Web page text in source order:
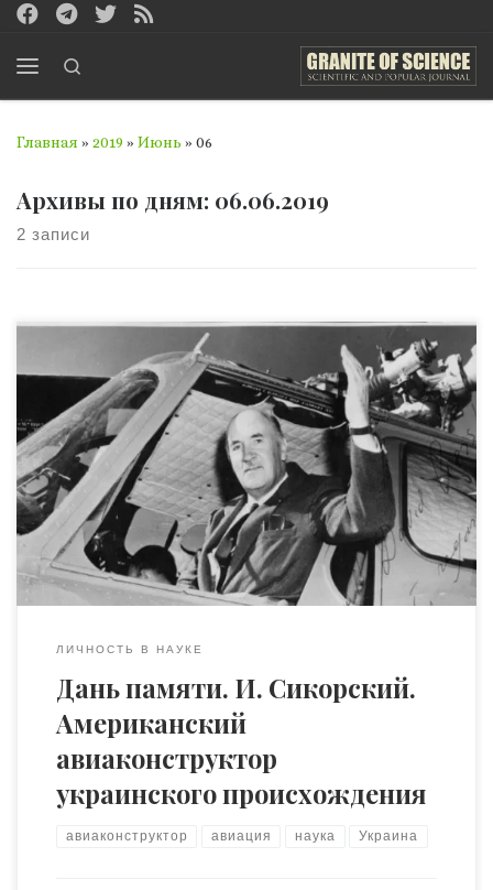
Перейти к содержимому
Главная » 2019 » Июнь » 06
Архивы по дням: 06.06.2019
2 записи
Создатель первого в мире вертолета 6 июня (по старому
стилю 25 мая) 1889 года в г. Киеве родился выдающий
американский авиаконструктор украинского
происхождения Игорь Иванович Сикорский — пионер
в области конструирования многомоторных самолетов,
изменивших ход истории полета на аппаратах с жестко
закрепленными крыльями, а позднее – конструктор
вертолетов одновинтовой системы, […]
ЛИЧНОСТЬ В НАУКЕ
Дань памяти. И. Сикорский.
Американский
авиаконструктор
украинского происхождения
авиаконструктор авиация наука Украина